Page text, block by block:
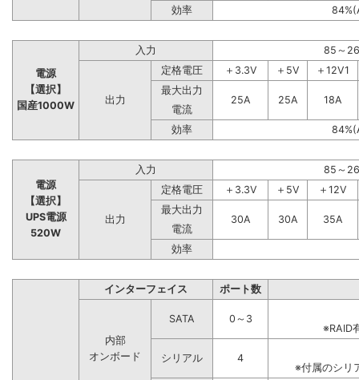
効率
電源
【選択】
国産1000W
入力 85～
出力
定格電圧 ＋3.3V ＋5V
＋12V1
最大出力
25A
25A
18A
電流
効率
電源
【選択】
UPS電源
520W
入力 85～
出力
定格電圧 ＋3.3V ＋5V
＋12V
最大出力
30A
30A
35A
電流
効率
インターフェイス ポート数
内部
オンボード
SATA
0～3
※RAID
シリアル
4
※付属のシリ